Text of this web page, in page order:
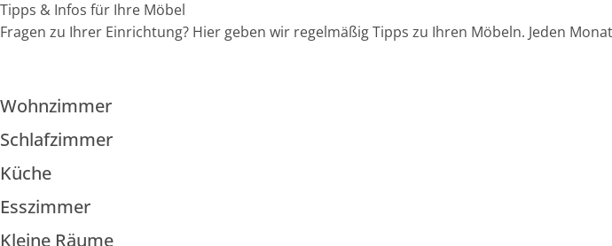
Tipps & Infos für Ihre Möbel
Fragen zu Ihrer Einrichtung? Hier geben wir regelmäßig Tipps zu Ihren Möbeln. Jeden
Wohnzimmer
Schlafzimmer
Küche
Esszimmer
Kleine Räume